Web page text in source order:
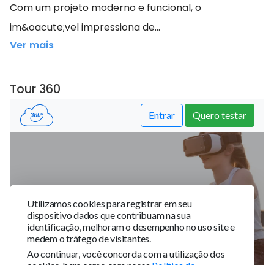
Com um projeto moderno e funcional, o
im&oacute;vel impressiona de...
Ver mais
Tour 360